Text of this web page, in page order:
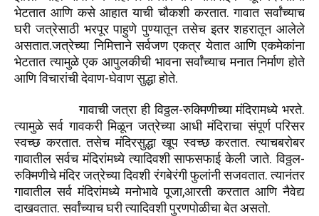
भेटतात आणि कसे आहात याची चौकशी करतात.गावात सर्वांच्याच
घरी जत्रेसाठी भरपूर पाहुणे पुण्यातून तसेच इतर शहरातून आलेले
असतात.जत्रेच्या निमित्ताने सर्वजण एकत्र येतात आणि एकमेकांना
भेटतात त्यामुळे एक आपुलकीची भावना सर्वांच्याच मनात निर्माण होते
आणि विचारांची देवाण-घेवाण सुद्धा होते.
गावाची जत्रा ही विठ्ठल-रुक्मिणीच्या मंदिरामध्ये भरते.
त्यामुळे सर्व गावकरी मिळून जत्रेच्या आधी मंदिराचा संपूर्ण परिसर
स्वच्छ करतात.तसेच मंदिरसुद्धा खूप स्वच्छ करतात.त्याचबरोबर
गावातील सर्वच मंदिरांमध्ये त्यादिवशी साफसफाई केली जाते.विठ्ठल-
रुक्मिणीचे मंदिर जत्रेच्या दिवशी रंगबेरंगी फुलांनी सजवतात.त्यानंतर
गावातील सर्व मंदिरांमध्ये मनोभावे पूजा,आरती करतात आणि नैवेद्य
दाखवतात.सर्वांच्याच घरी त्यादिवशी पुरणपोळीचा बेत असतो.